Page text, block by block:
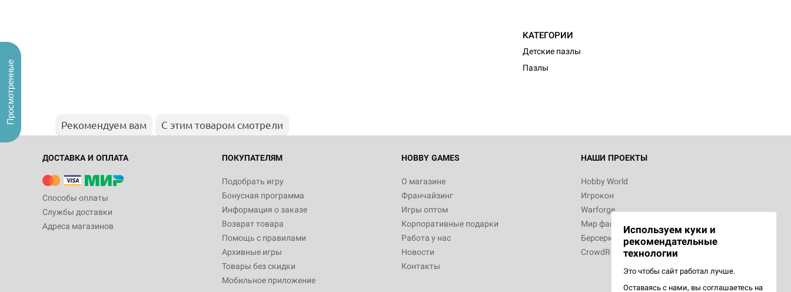
КАТЕГОРИИ
Детские пазлы
Пазлы
Рекомендуем вам С этим товаром смотрели
ДОСТАВКА И ОПЛАТА
Способы оплаты
Службы доставки
Адреса магазинов
ПОКУПАТЕЛЯМ
Подобрать игру
Бонусная программа
Информация о заказе
Возврат товара
Помощь с правилами
Архивные игры
Товары без скидки
Мобильное приложение
HOBBY GAMES
О магазине
Франчайзинг
Игры оптом
Корпоративные подарки
Работа у нас
Новости
Контакты
НАШИ ПРОЕКТЫ
Hobby World
Игрокон
Warforge
Мир фантастики
Берсерк
CrowdRepublic
Используем куки и
рекомендательные
технологии
Это чтобы сайт работал лучше.
Оставаясь с нами, вы соглашаетесь на
Просмотренные
Настольная игра Hobby World Монстры
Белая смерть
12 990
Настольная игра Hobby World Берсерк.
3 490